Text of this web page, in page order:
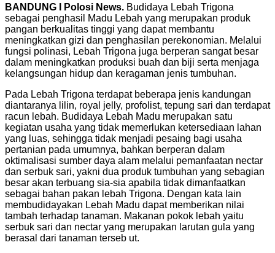
BANDUNG I Polosi News. Budidaya Lebah Trigona
sebagai penghasil Madu Lebah yang merupakan produk
pangan berkualitas tinggi yang dapat membantu
meningkatkan gizi dan penghasilan perekonomian. Melalui
fungsi polinasi, Lebah Trigona juga berperan sangat besar
dalam meningkatkan produksi buah dan biji serta menjaga
kelangsungan hidup dan keragaman jenis tumbuhan.
Pada Lebah Trigona terdapat beberapa jenis kandungan
diantaranya lilin, royal jelly, profolist, tepung sari dan terdapat
racun lebah. Budidaya Lebah Madu merupakan satu
kegiatan usaha yang tidak memerlukan ketersediaan lahan
yang luas, sehingga tidak menjadi pesaing bagi usaha
pertanian pada umumnya, bahkan berperan dalam
oktimalisasi sumber daya alam melalui pemanfaatan nectar
dan serbuk sari, yakni dua produk tumbuhan yang sebagian
besar akan terbuang sia-sia apabila tidak dimanfaatkan
sebagai bahan pakan lebah Trigona. Dengan kata lain
membudidayakan Lebah Madu dapat memberikan nilai
tambah terhadap tanaman. Makanan pokok lebah yaitu
serbuk sari dan nectar yang merupakan larutan gula yang
berasal dari tanaman terseb ut.